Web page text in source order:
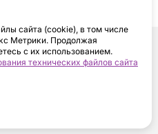
сайта (cookie), в том числе
Метрики. Продолжая
с их использованием.
технических файлов сайта